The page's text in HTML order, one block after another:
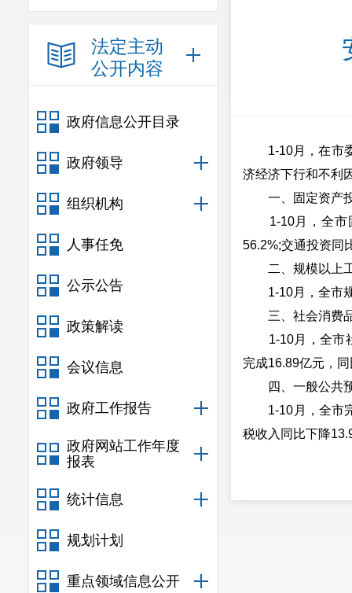
法定主动
公开内容
政府信息公开目录
政府领导
组织机构
人事任免
公示公告
政策解读
会议信息
政府工作报告
政府网站工作年度
报表
统计信息
规划计划
重点领域信息公开
1-10月，在市委
济经济下行和不利
一、固定资产投
1-10月，全市固
56.2%;交通投资同
二、规模以上工
1-10月，全市规
三、社会消费品
1-10月，全市社
完成16.89亿元，
四、一般公共预
1-10月，全市完
税收入同比下降